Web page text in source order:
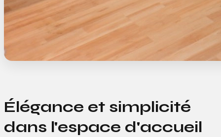
Élégance et simplicité
dans l'espace d'accueil